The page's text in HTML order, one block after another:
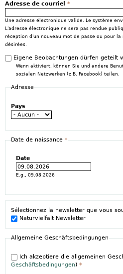
Adresse de courriel *
Une adresse électronique valide. Le système
L'adresse électronique ne sera pas rendue
réception d'un nouveau mot de passe ou pour
désirées.
Eigene Beobachtungen dürfen geteilt
Wenn aktiviert, können Sie und andere
sozialen Netzwerken (z.B. Facebook) teilen.
Adresse
Pays
Date de naissance *
Date
E.g., 09.08.2026
Sélectionnez la newsletter que vous
Naturvielfalt Newsletter
Allgemeine Geschäftsbedingungen
Ich akzeptiere die allgemeinen
Geschäftsbedingungen) *